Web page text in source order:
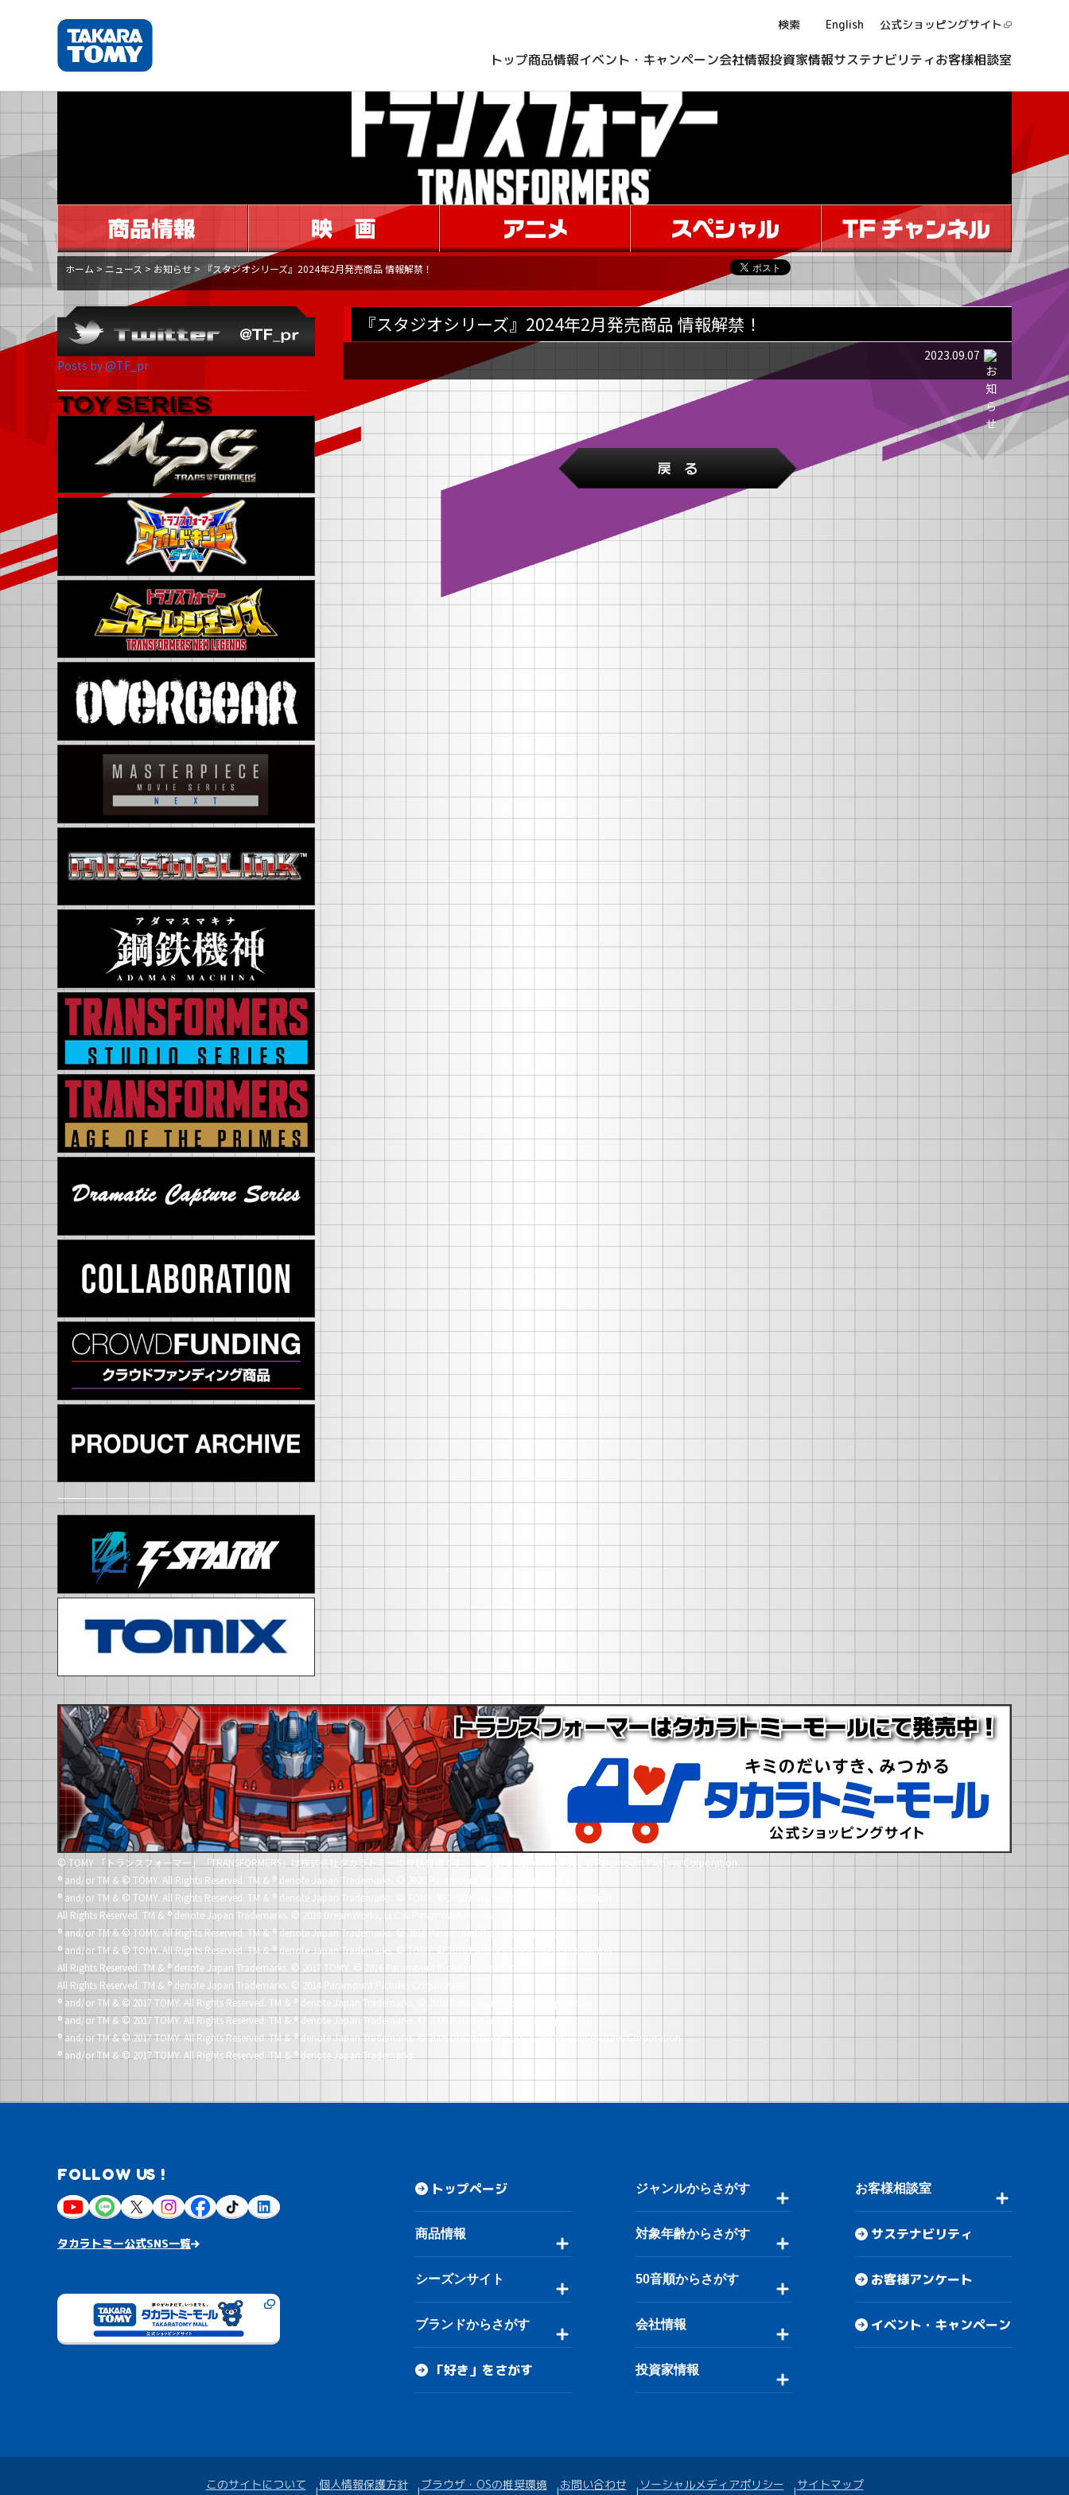
検索 English 公式ショッピングサイト
トップ商品情報イベント・キャンペーン会社情報投資家情報サステナビリティお客様相談室
ホーム > ニュース > お知らせ > 『スタジオシリーズ』2024年2月発売商品 情報解禁！
Posts by @TF_pr
『スタジオシリーズ』2024年2月発売商品 情報解禁！
2023.09.07
© TOMY 「トランスフォーマー」「TRANSFORMERS」は株式会社タカラトミーの登録商標です。
© 2020 DreamWorks, LLC & Paramount Pictures Corporation.
® and/or TM & © TOMY. All Rights Reserved. TM & ® denote Japan Trademarks.
© 2020 Paramount Pictures Corporation.
® and/or TM & © TOMY. All Rights Reserved. TM & ® denote Japan Trademarks.
© TOMY. © 2020 Paramount Pictures Corporation.
All Rights Reserved. TM & ® denote Japan Trademarks. © 2018 DreamWorks, LLC & Paramount Pictures Corporation.
®and/or TM & © TOMY. All Rights Reserved. TM &®denote Japan Trademarks.© 2018 Paramount Pictures Corporation.
®and/or TM & © TOMY. All Rights Reserved. TM &®denote Japan Trademarks.© TOMY. © 2018 Paramount Pictures Corporation.
All Rights Reserved. TM & ® denote Japan Trademarks. © 2017 TOMY. © 2016 Paramount Pictures Corporation.
All Rights Reserved. TM & ® denote Japan Trademarks. © 2014 Paramount Pictures Corporation.
® and/or TM & © 2017 TOMY. All Rights Reserved. TM & ® denote Japan Trademarks.
© 2010 Paramount Pictures Corporation.
®and/or TM & © 2017 TOMY. All Rights Reserved. TM &®denote Japan Trademarks.© 2008 Paramount Pictures Corporation.
®and/or TM & © 2017 TOMY. All Rights Reserved. TM &®denote Japan Trademarks.© 2006 DreamWorks, LLC & Paramount Pictures Corporation.
® and/or TM & © 2017 TOMY. All Rights Reserved. TM & ® denote Japan Trademarks.
FOLLOW US !
タカラトミー公式SNS一覧
トップページ
商品情報
シーズンサイト
ブランドからさがす
「好き」をさがす
ジャンルからさがす
対象年齢からさがす
50音順からさがす
会社情報
投資家情報
お客様相談室
サステナビリティ
お客様アンケート
イベント・キャンペーン
このサイトについて 個人情報保護方針 ブラウザ・OSの推奨環境 お問い合わせ ソーシャルメディアポリシー サイトマップ